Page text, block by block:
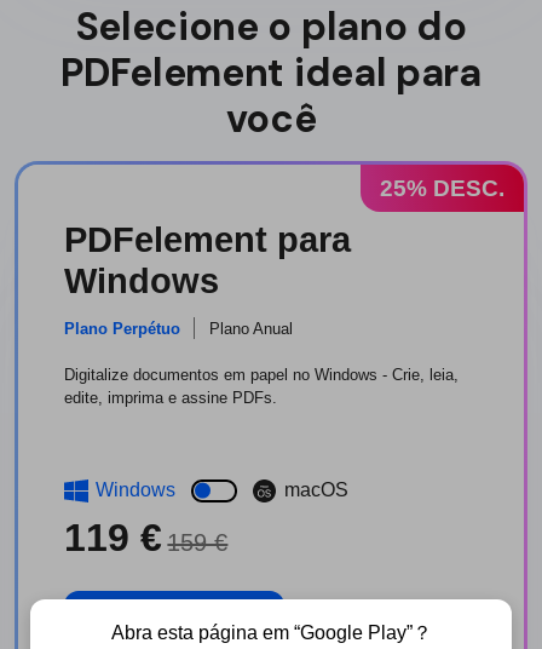
Selecione o plano do
PDFelement ideal para
você
25% DESC.
PDFelement para
Windows
Plano Perpétuo Plano Anual
Digitalize documentos em papel no Windows - Crie, leia,
edite, imprima e assine PDFs.
Windows macOS
119 € 159 €
Ganhe Desconto
Abra esta página em “Google Play”？